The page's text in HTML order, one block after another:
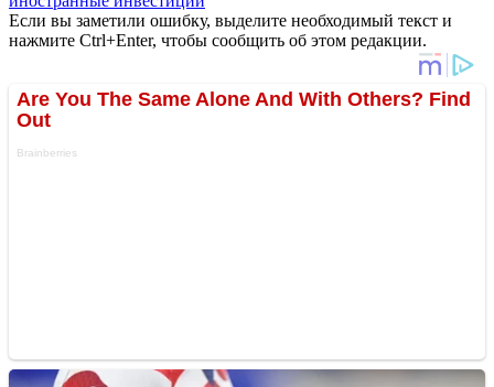
Если вы заметили ошибку, выделите необходимый текст и
нажмите Ctrl+Enter, чтобы сообщить об этом редакции.